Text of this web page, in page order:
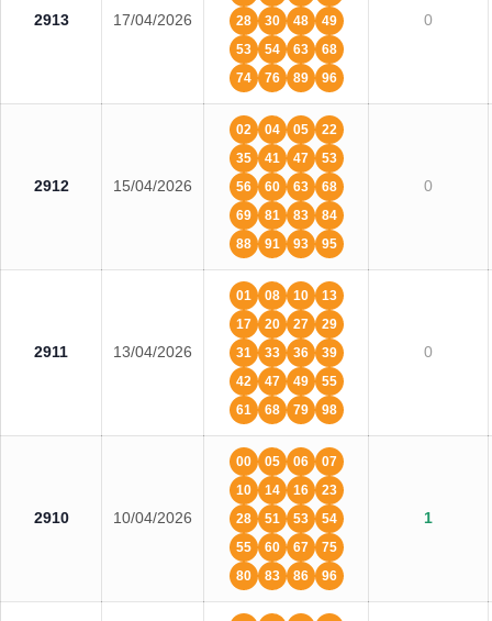
2913 17/04/2026
28
30 48
49
53
54 63
68
74
76 89 96
0
2912 15/04/2026
02 04 05
22
35
41 47
53
56
60 63
68
69
81 83
84
88
91 93 95
0
2911 13/04/2026
01 08 10
13
17
20 27
29
31
33 36
39
42
47 49
55
61
68 79 98
0
2910 10/04/2026
00 05 06
07
10
14 16
23
28
51 53
54
55
60 67
75
80
83 86 96
1